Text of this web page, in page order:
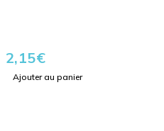
2,15€
Ajouter au panier